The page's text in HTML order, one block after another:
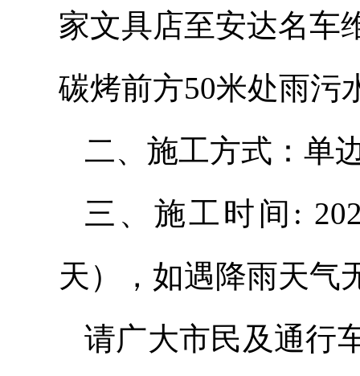
家文具店至安达名车
碳烤前方50米处雨污
二、施工方式：单
三、施工时间:
天），如遇降雨天气
请广大市民及通行